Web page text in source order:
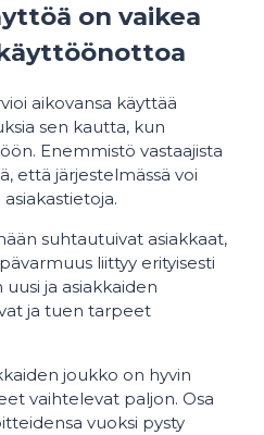
on vaikea
aikovansa käyttää
sen kautta, kun
Enemmistö vastaajista
että järjestelmässä voi
suhtautuivat asiakkaat,
liittyy erityisesti
ja asiakkaiden
ja tuen tarpeet
joukko on hyvin
vaihtelevat paljon. Osa
vuoksi pysty